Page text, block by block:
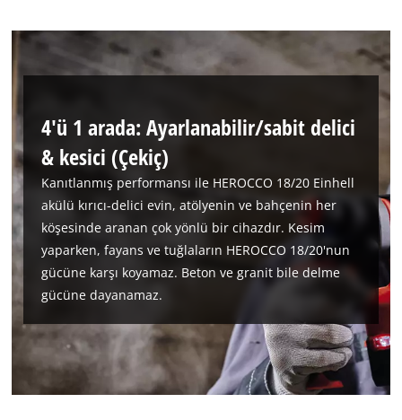
4'ü 1 arada: Ayarlanabilir/sabit delici
& kesici (Çekiç)
Kanıtlanmış performansı ile HEROCCO 18/20 Einhell
akülü kırıcı-delici evin, atölyenin ve bahçenin her
köşesinde aranan çok yönlü bir cihazdır. Kesim
yaparken, fayans ve tuğlaların HEROCCO 18/20'nun
gücüne karşı koyamaz. Beton ve granit bile delme
gücüne dayanamaz.